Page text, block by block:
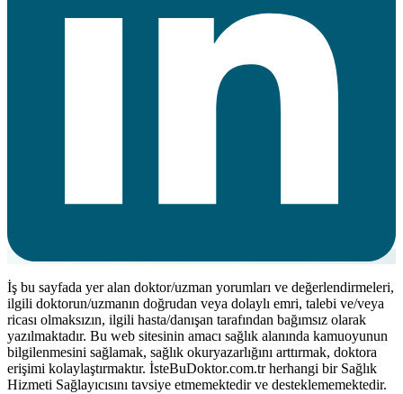
İş bu sayfada yer alan doktor/uzman yorumları ve değerlendirmeleri,
ilgili doktorun/uzmanın doğrudan veya dolaylı emri, talebi ve/veya
ricası olmaksızın, ilgili hasta/danışan tarafından bağımsız olarak
yazılmaktadır. Bu web sitesinin amacı sağlık alanında kamuoyunun
bilgilenmesini sağlamak, sağlık okuryazarlığını arttırmak, doktora
erişimi kolaylaştırmaktır. İsteBuDoktor.com.tr herhangi bir Sağlık
Hizmeti Sağlayıcısını tavsiye etmemektedir ve desteklememektedir.